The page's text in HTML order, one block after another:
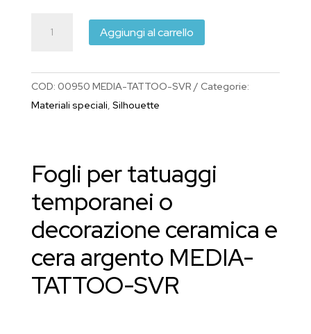
cera
argento
MEDIA-
TATTOO-
quantità
Aggiungi al carrello
COD: 00950 MEDIA-TATTOO-SVR
Categorie:
Materiali speciali, Silhouette
Fogli per tatuaggi
temporanei o
decorazione ceramica e
cera argento MEDIA-
TATTOO-SVR